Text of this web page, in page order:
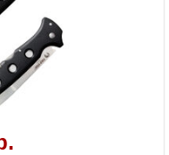
и левую руку. Осевой узел -
фосфористой бронзы +
фторопласта, бэкспейсер
сплава 6061 T-6